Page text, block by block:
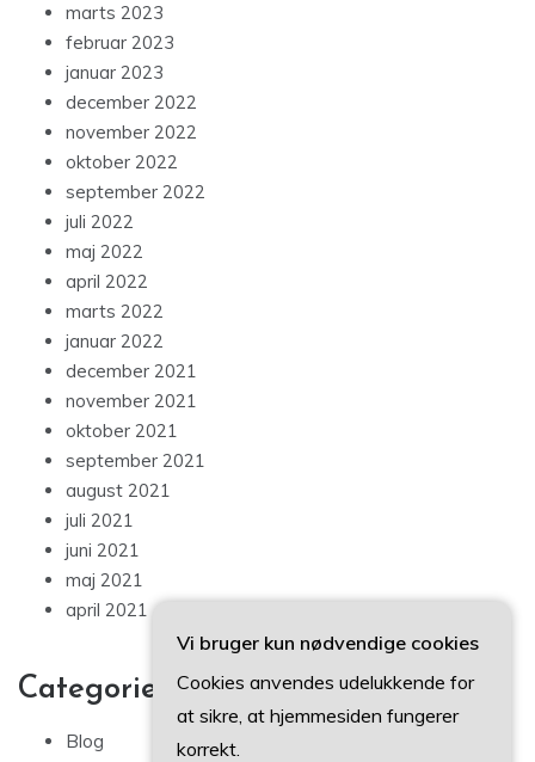
marts 2023
februar 2023
januar 2023
december 2022
november 2022
oktober 2022
september 2022
juli 2022
maj 2022
april 2022
marts 2022
januar 2022
december 2021
november 2021
oktober 2021
september 2021
august 2021
juli 2021
juni 2021
maj 2021
april 2021
Categories
Blog
Vi bruger kun nødvendige cookies
Cookies anvendes udelukkende for
at sikre, at hjemmesiden fungerer
korrekt.